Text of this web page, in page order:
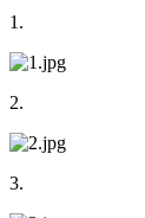
1.
2.
3.